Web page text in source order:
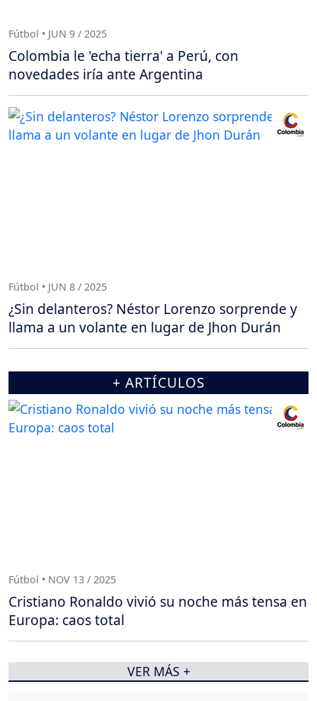
Fútbol • JUN 9 / 2025
Colombia le 'echa tierra' a Perú, con
novedades iría ante Argentina
Fútbol • JUN 8 / 2025
¿Sin delanteros? Néstor Lorenzo sorprende y
llama a un volante en lugar de Jhon Durán
+ ARTÍCULOS
Fútbol • NOV 13 / 2025
Cristiano Ronaldo vivió su noche más tensa en
Europa: caos total
VER MÁS +